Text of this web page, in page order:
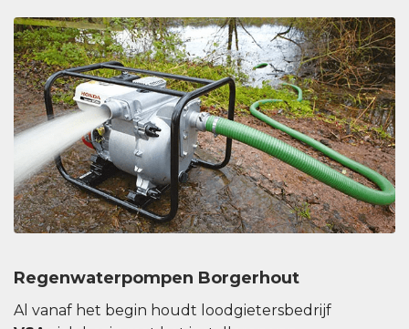
Regenwaterpompen Borgerhout
Al vanaf het begin houdt loodgietersbedrijf